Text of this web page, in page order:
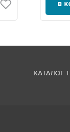
в
КАТАЛОГ